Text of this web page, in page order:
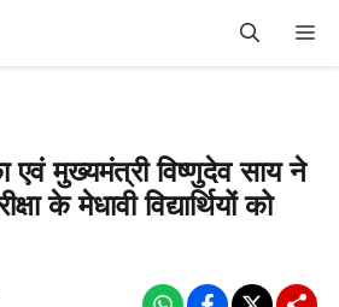
एवं मुख्यमंत्री विष्णुदेव साय ने
के मेधावी विद्यार्थियों को